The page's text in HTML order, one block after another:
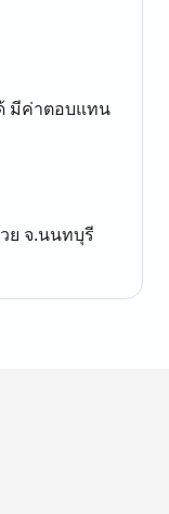
ด้ มีค่าตอบแทน
ย จ.นนทบุรี